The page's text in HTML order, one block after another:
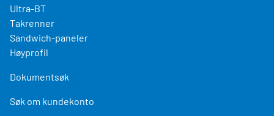
Ultra-BT
Takrenner
Sandwich-paneler
Høyprofil
Dokumentsøk
Søk om kundekonto